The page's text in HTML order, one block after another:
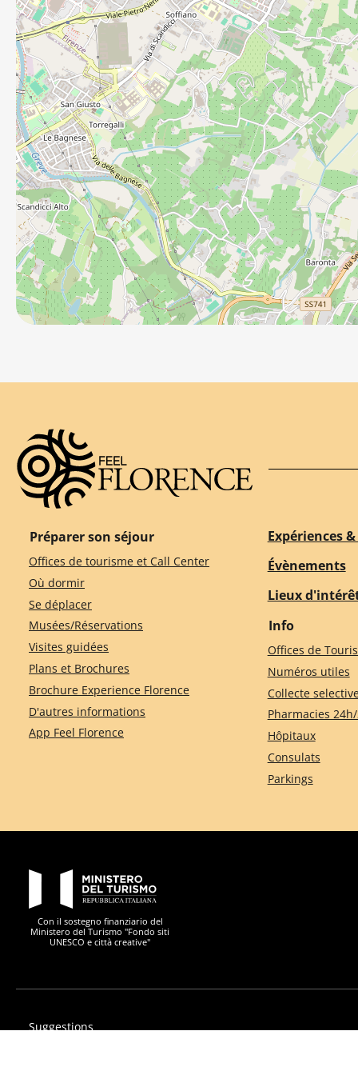
Préparer son séjour
Offices de tourisme et Call Center
Où dormir
Se déplacer
Musées/Réservations
Visites guidées
Plans et Brochures
Brochure Experience Florence
D'autres informations
App Feel Florence
Expériences
Évènements
Lieux
Info
Offices de
Numéros utiles
Collecte
Pharmacies
Hôpitaux
Consulats
Parkings
Con il sostegno finanziario del
Ministero del Turismo "Fondo siti
UNESCO e città creative"
Suggestions